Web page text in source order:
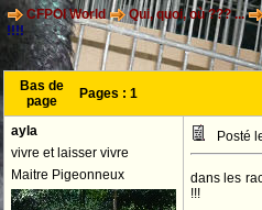
CFPOI World Qui, quoi, où ??? ...
!!!!
Bas de
page
Pages : 1
ayla
vivre et laisser vivre
Maitre Pigeonneux
Posté
dans les
!!!